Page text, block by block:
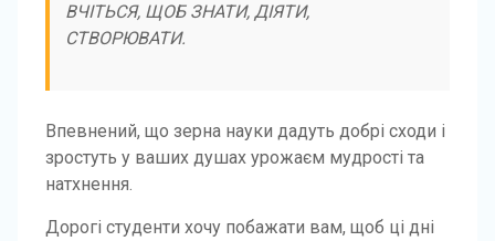
ВЧІТЬСЯ, ЩОБ ЗНАТИ, ДІЯТИ,
СТВОРЮВАТИ.
Впевнений, що зерна науки дадуть добрі сходи і
зростуть у ваших душах урожаєм мудрості та
натхнення.
Дорогі студенти хочу побажати вам, щоб ці дні